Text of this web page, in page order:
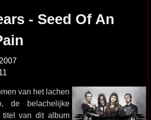
- Seed Of An
2007
van het lachen
de belachelijke
titel van dit album